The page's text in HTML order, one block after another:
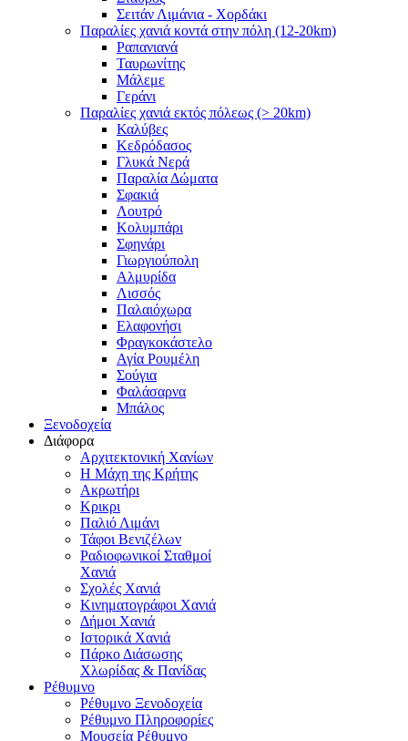
Σειτάν Λιμάνια - Χορδάκι
Παραλίες χανιά κοντά στην πόλη (12-20km)
Ραπανιανά
Ταυρωνίτης
Μάλεμε
Γεράνι
Παραλίες χανιά εκτός πόλεως (> 20km)
Καλύβες
Κεδρόδασος
Γλυκά Νερά
Παραλία Δώματα
Σφακιά
Λουτρό
Κολυμπάρι
Σφηνάρι
Γιωργιούπολη
Αλμυρίδα
Λισσός
Παλαιόχωρα
Ελαφονήσι
Φραγκοκάστελο
Αγία Ρουμέλη
Σούγια
Φαλάσαρνα
Μπάλος
Ξενοδοχεία
Διάφορα
Αρχιτεκτονική Χανίων
Η Μάχη της Κρήτης
Ακρωτήρι
Κρικρι
Παλιό Λιμάνι
Τάφοι Βενιζέλων
Ραδιοφωνικοί Σταθμοί
Χανιά
Σχολές Χανιά
Κινηματογράφοι Χανιά
Δήμοι Χανιά
Ιστορικά Χανιά
Πάρκο Διάσωσης
Χλωρίδας & Πανίδας
Ρέθυμνο
Ρέθυμνο Ξενοδοχεία
Ρέθυμνο Πληροφορίες
Μουσεία Ρέθυμνο